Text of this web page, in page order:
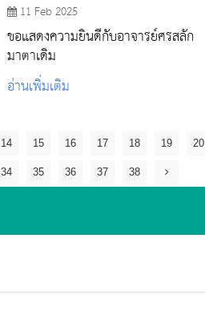
11 Feb 2025
ขอแสดงความยินดีกับอาจารย์ศรสลัก
มาตาเดิม
อ่านเพิ่มเติม
14 15 16 17 18 19 20
34 35 36 37 38